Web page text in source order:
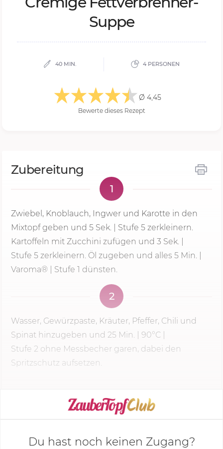
Sup­pe
40 MIN. 4 PERSONEN
Ø 4,45
Bewerte dieses Rezept
Zubereitung
1
Zwiebel, Knoblauch, Ingwer und Karotte in den
Mixtopf geben und 5 Sek. Stufe 5 zerkleinern.
Kartoffeln mit Zucchini zufügen und 3 Sek. |
Stufe 5 zerkleinern. Öl zugeben und alles 5 Min.
Varoma® | Stufe 1 dünsten.
2
Wasser, Gewürzpaste, Kräuter, Pfeffer, Chili und
Spinat hinzugeben und 25 Min. | 90°C |
Stufe 2 ohne Messbecher garen, dabei den
Spritzschutz aufsetzen.
KOCHMODUS STARTEN
Du hast noch keinen Zugang?